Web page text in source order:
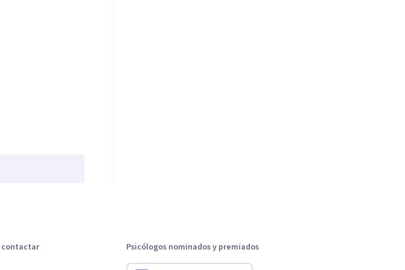
contactar
Psicólogos nominados y premiados